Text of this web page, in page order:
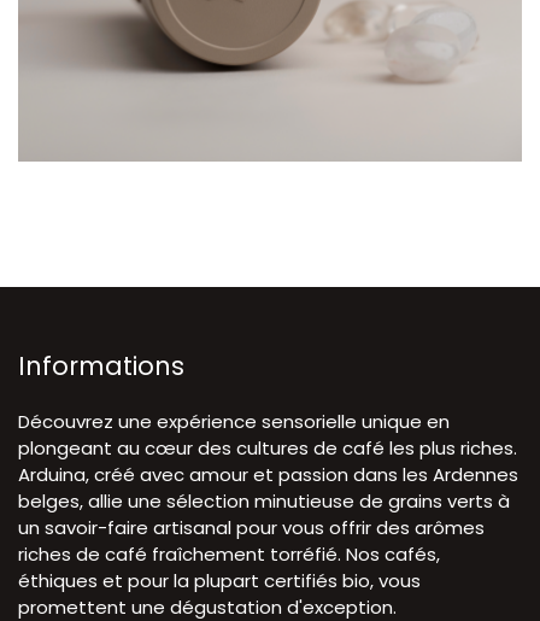
Informations
Découvrez une expérience sensorielle unique en
plongeant au cœur des cultures de café les plus riches.
Arduina, créé avec amour et passion dans les Ardennes
belges, allie une sélection minutieuse de grains verts à
un savoir-faire artisanal pour vous offrir des arômes
riches de café fraîchement torréfié. Nos cafés,
éthiques et pour la plupart certifiés bio, vous
promettent une dégustation d'exception.